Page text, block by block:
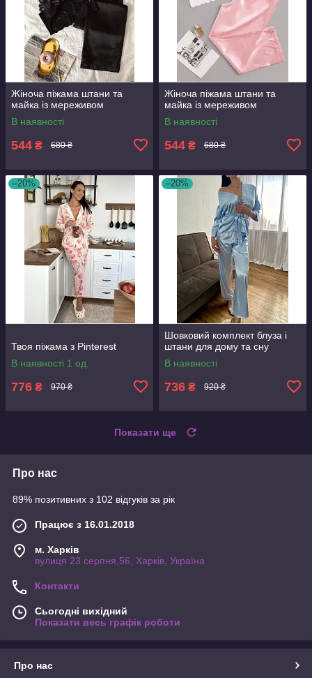
Жіноча піжама штани та
майка із мереживом
В наявності
544 ₴ 680 ₴
Жіноча піжама штани та
майка із мереживом
В наявності
544 ₴ 680 ₴
–20%
Твоя піжама з Pinterest
В наявності 1 од.
776 ₴ 970 ₴
–20%
Шовковий комплект блуза і
штани для дому та сну
В наявності
736 ₴ 920 ₴
Показати ще
Про нас
89% позитивних з 102 відгуків за рік
Працює з 16.01.2018
м. Харків
вулиця 23 серпня,56, Харків, Україна
Контакти
Сьогодні вихідний
Показати весь графік роботи
Про нас